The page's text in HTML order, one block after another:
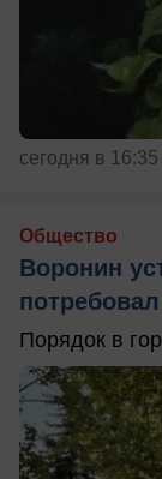
сегодня в 16:35
Общество
Воронин
Порядок в